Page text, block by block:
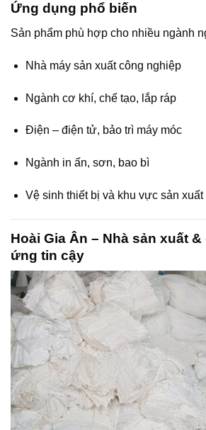
Ứng dụng phổ biến
Sản phẩm phù hợp cho nhiều ngành
Nhà máy sản xuất công nghiệp
Ngành cơ khí, chế tạo, lắp ráp
Điện – điện tử, bảo trì máy móc
Ngành in ấn, sơn, bao bì
Vệ sinh thiết bị và khu vực sản xuất
Hoài Gia Ân – Nhà sản xuất
ứng tin cậy